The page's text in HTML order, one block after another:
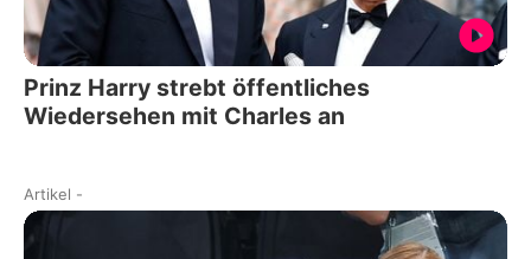
Prinz Harry strebt öffentliches
Wiedersehen mit Charles an
Artikel -